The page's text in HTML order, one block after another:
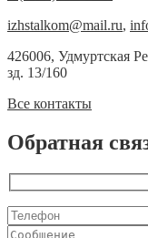
izhstalkom@mail.ru,
426006, Удмуртская
зд. 13/160
Все контакты
Обратная